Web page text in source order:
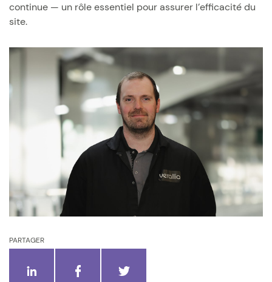
continue — un rôle essentiel pour assurer l’efficacité du
site.
PARTAGER